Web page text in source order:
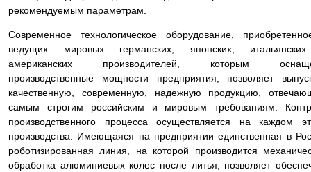
рекомендуемым параметрам.
Современное технологическое оборудование,
ведущих мировых германских, японских,
американских производителей, которым
производственные мощности предприятия, позволяет
качественную, современную, надежную продукцию,
самым строгим российским и мировым требованиям.
производственного процесса осуществляется на каждом
производства. Имеющаяся на предприятии единственная в
роботизированная линия, на которой производится
обработка алюминиевых колес после литья, позволяет